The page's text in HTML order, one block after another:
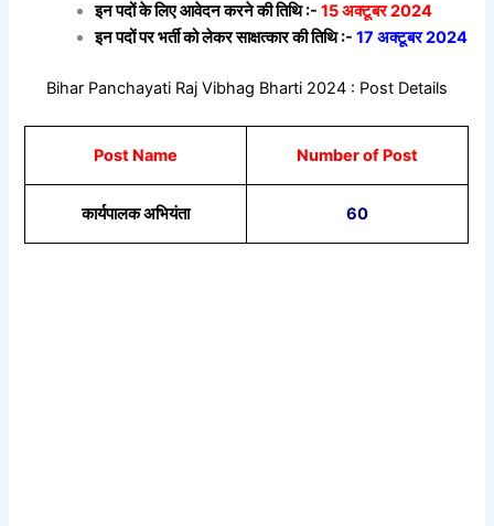
इन पदों के लिए आवेदन करने की तिथि :-15 अक्टूबर 2024
इन पदों पर भर्ती को लेकर साक्षत्कार की तिथि :-17 अक्टूबर 2024
Bihar Panchayati Raj Vibhag Bharti 2024 : Post Details
Post Name Number of Post
कार्यपालक अभियंता 60